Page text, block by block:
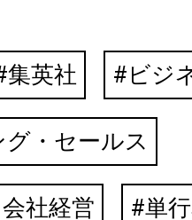
集英社 ビジ
・セールス
社経営 単